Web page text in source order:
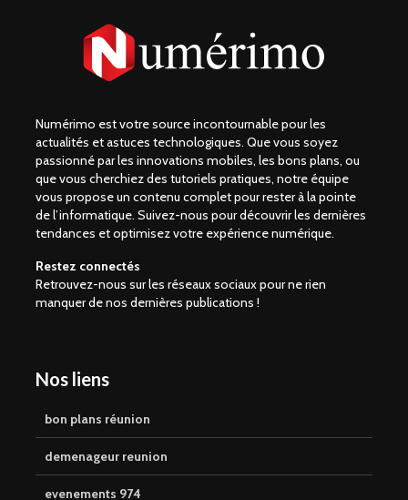
Numérimo est votre source incontournable pour les
actualités et astuces technologiques. Que vous soyez
passionné par les innovations mobiles, les bons plans, ou
que vous cherchiez des tutoriels pratiques, notre équipe
vous propose un contenu complet pour rester à la pointe
de l’informatique. Suivez-nous pour découvrir les dernières
tendances et optimisez votre expérience numérique.
Restez connectés
Retrouvez-nous sur les réseaux sociaux pour ne rien
manquer de nos dernières publications !
Nos liens
bon plans réunion
demenageur reunion
evenements 974